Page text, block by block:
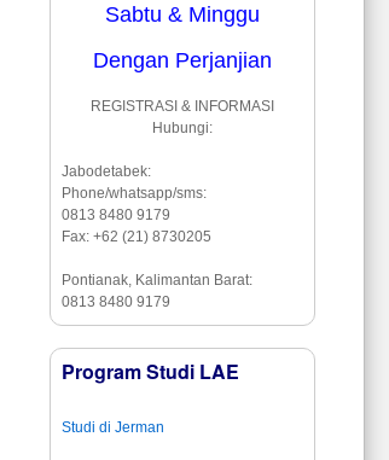
Sabtu & Minggu
Dengan Perjanjian
REGISTRASI & INFORMASI
Hubungi:
Jabodetabek:
Phone/whatsapp/sms:
0813 8480 9179
Fax: +62 (21) 8730205
Pontianak, Kalimantan Barat:
0813 8480 9179
Program Studi LAE
Studi di Jerman